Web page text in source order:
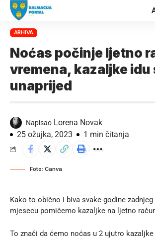
ARHIVA
Noćas počinje ljetno
vremena, kazaljke idu
unaprijed
Napisao Lorena Novak
25 ožujka, 2023
1 min čitanja
Foto: Canva
Kako to obično i biva svake godine
mjesecu pomičemo kazaljke na ljetno
To znači da ćemo noćas u 2 ujutro